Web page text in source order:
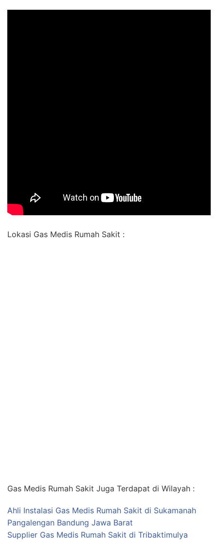
Lokasi Gas Medis Rumah Sakit :
Gas Medis Rumah Sakit Juga Terdapat di Wilayah :
Ahli Instalasi Gas Medis Rumah Sakit di Sukamanah
Pangalengan Bandung Jawa Barat
Supplier Gas Medis Rumah Sakit di Tribaktimulya